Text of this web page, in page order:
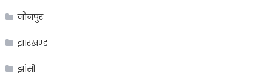
जौनपुर
झारखण्ड
झांसी